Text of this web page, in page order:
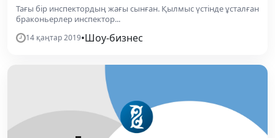
Тағы бір инспектордың жағы сынған. Қылмыс үстінде ұсталған
браконьерлер инспектор...
14 қаңтар 2019•Шоу-бизнес